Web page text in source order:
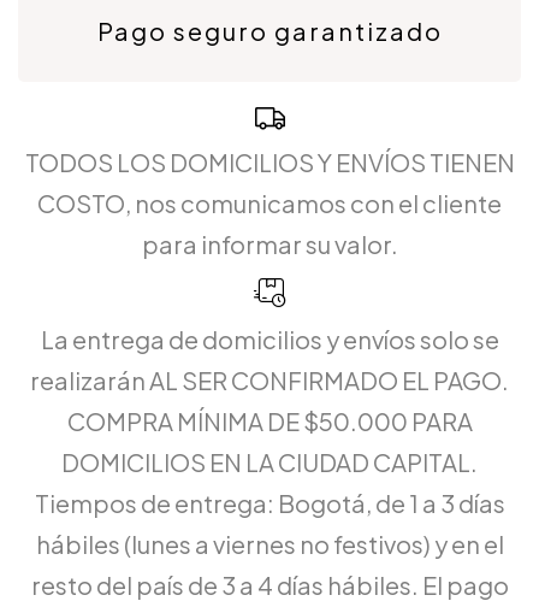
Pago seguro garantizado
TODOS LOS DOMICILIOS Y ENVÍOS TIENEN
COSTO, nos comunicamos con el cliente
para informar su valor.
La entrega de domicilios y envíos solo se
realizarán AL SER CONFIRMADO EL PAGO.
COMPRA MÍNIMA DE $50.000 PARA
DOMICILIOS EN LA CIUDAD CAPITAL.
Tiempos de entrega: Bogotá, de 1 a 3 días
hábiles (lunes a viernes no festivos) y en el
resto del país de 3 a 4 días hábiles. El pago